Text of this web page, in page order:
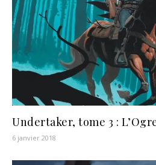
Undertaker, tome 3 :
6 janvier 2018